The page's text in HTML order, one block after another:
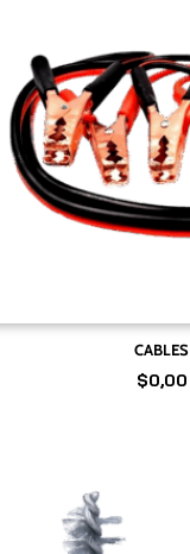
CABLES
$0,00